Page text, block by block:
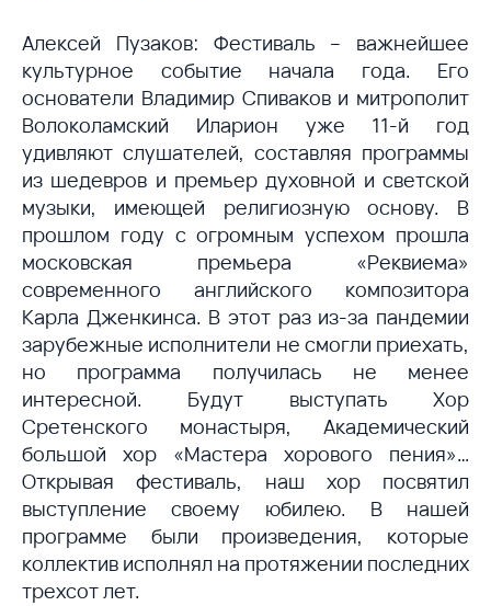
Алексей Пузаков: Фестиваль – важнейшее
культурное событие начала года. Его
основатели Владимир Спиваков и митрополит
Волоколамский Иларион уже 11-й год
удивляют слушателей, составляя программы
из шедевров и премьер духовной и светской
музыки, имеющей религиозную основу. В
прошлом году с огромным успехом прошла
московская премьера «Реквиема»
современного английского композитора
Карла Дженкинса. В этот раз из-за пандемии
зарубежные исполнители не смогли приехать,
но программа получилась не менее
интересной. Будут выступать Хор
Сретенского монастыря, Академический
большой хор «Мастера хорового пения»…
Открывая фестиваль, наш хор посвятил
выступление своему юбилею. В нашей
программе были произведения, которые
коллектив исполнял на протяжении последних
трехсот лет.